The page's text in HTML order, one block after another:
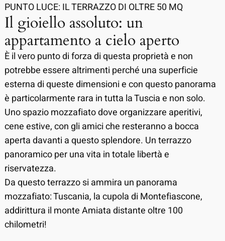
PUNTO LUCE: IL TERRAZZO DI OLTRE 50 MQ
Il gioiello assoluto: un
appartamento a cielo aperto
È il vero punto di forza di questa proprietà e non
potrebbe essere altrimenti perché una superficie
esterna di queste dimensioni e con questo panorama
è particolarmente rara in tutta la Tuscia e non solo.
Uno spazio mozzafiato dove organizzare aperitivi,
cene estive, con gli amici che resteranno a bocca
aperta davanti a questo splendore. Un terrazzo
panoramico per una vita in totale libertà e
riservatezza.
Da questo terrazzo si ammira un panorama
mozzafiato: Tuscania, la cupola di Montefiascone,
addirittura il monte Amiata distante oltre 100
chilometri!